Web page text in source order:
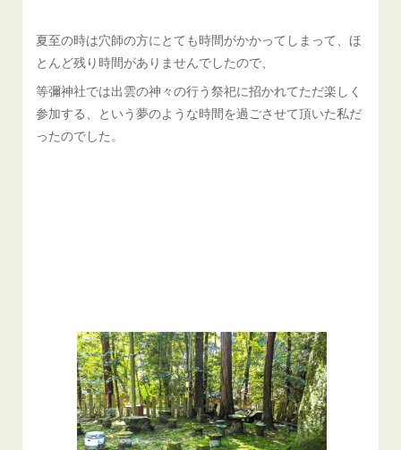
夏至の時は穴師の方にとても時間がかかってしまって、ほ
とんど残り時間がありませんでしたので、
等彌神社では出雲の神々の行う祭祀に招かれてただ楽しく
参加する、という夢のような時間を過ごさせて頂いた私だ
ったのでした。